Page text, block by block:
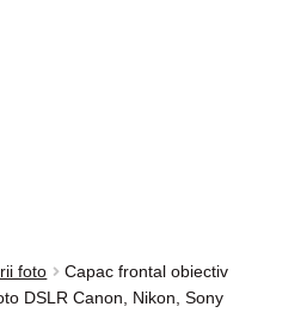
foto
Capac frontal obiectiv
DSLR Canon, Nikon, Sony